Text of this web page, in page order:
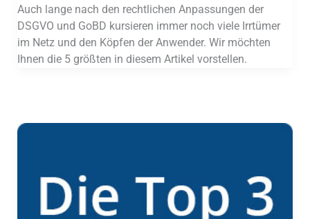
Auch lange nach den rechtlichen Anpassungen der
DSGVO und GoBD kursieren immer noch viele Irrtümer
im Netz und den Köpfen der Anwender. Wir möchten
Ihnen die 5 größten in diesem Artikel vorstellen.